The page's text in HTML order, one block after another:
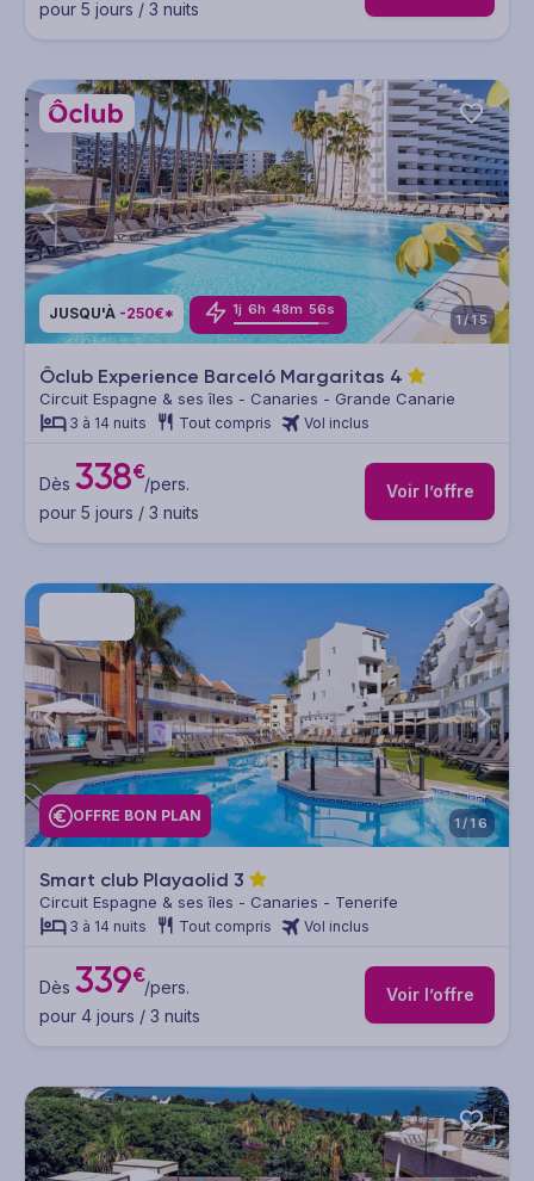
pour 5 jours / 3 nuits
JUSQU'À -250€* 1j 6h 48m 53s
1/15
Ôclub Experience Barceló Margaritas 4
Circuit Espagne & ses îles - Canaries - Grande Canarie
3 à 14 nuits Tout compris Vol inclus
Dès 338€/pers.
pour 5 jours / 3 nuits
Voir l’offre
OFFRE BON PLAN 1/16
Smart club Playaolid 3
Circuit Espagne & ses îles - Canaries - Tenerife
3 à 14 nuits Tout compris Vol inclus
Dès 339€/pers.
pour 4 jours / 3 nuits
Voir l’offre